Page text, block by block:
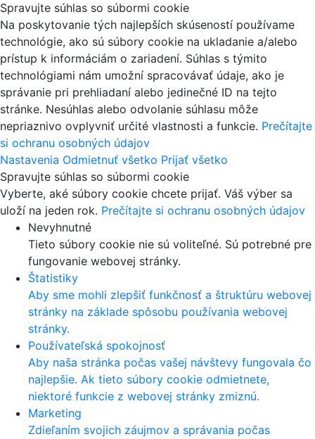
Spravujte súhlas so súbormi cookie
Na poskytovanie tých najlepších skúseností používame
technológie, ako sú súbory cookie na ukladanie a/alebo
prístup k informáciám o zariadení. Súhlas s týmito
technológiami nám umožní spracovávať údaje, ako je
správanie pri prehliadaní alebo jedinečné ID na tejto
stránke. Nesúhlas alebo odvolanie súhlasu môže
nepriaznivo ovplyvniť určité vlastnosti a funkcie. Prečítajte
si ochranu osobných údajov
Nastavenia Odmietnuť všetko Prijať všetko
Spravujte súhlas so súbormi cookie
Vyberte, aké súbory cookie chcete prijať. Váš výber sa
uloží na jeden rok. Prečítajte si ochranu osobných údajov
Nevyhnutné
Tieto súbory cookie nie sú voliteľné. Sú potrebné pre
fungovanie webovej stránky.
Štatistiky
Aby sme mohli zlepšiť funkčnosť a štruktúru webovej
stránky na základe spôsobu používania webovej
stránky.
Používateľská spokojnosť
Aby naša stránka počas vašej návštevy fungovala čo
najlepšie. Ak tieto súbory cookie odmietnete,
niektoré funkcie z webovej stránky zmiznú.
Marketing
Zdieľaním svojich záujmov a správania počas